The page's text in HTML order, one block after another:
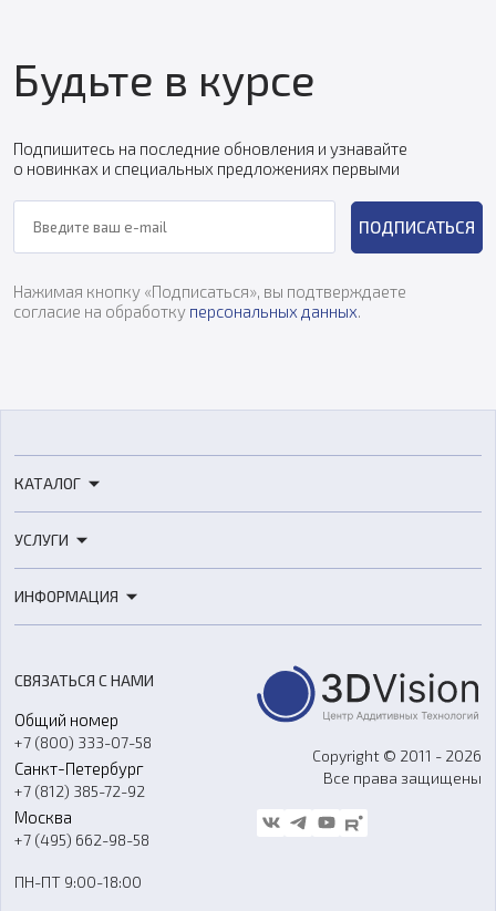
Будьте в курсе
Подпишитесь на последние обновления и узнавайте
о новинках и специальных предложениях первыми
ПОДПИСАТЬСЯ
Нажимая кнопку «Подписаться», вы подтверждаете
согласие на обработку персональных данных.
КАТАЛОГ
3D-сканеры
Расходные материалы
Оборудование и материалы для вакуумного литья
Аксессуары и прочее оборудование
Программное обеспечение
УСЛУГИ
3D-моделирование
Ремонт и услуги
ИНФОРМАЦИЯ
О компании
Контакты
Гос. закупки
Стать дилером
Блог
СВЯЗАТЬСЯ С НАМИ
Общий номер
+7 (800) 333-07-58
Санкт-Петербург
+7 (812) 385-72-92
Москва
+7 (495) 662-98-58
ПН-ПТ 9:00-18:00
Copyright © 2011 - 2026
Все права защищены